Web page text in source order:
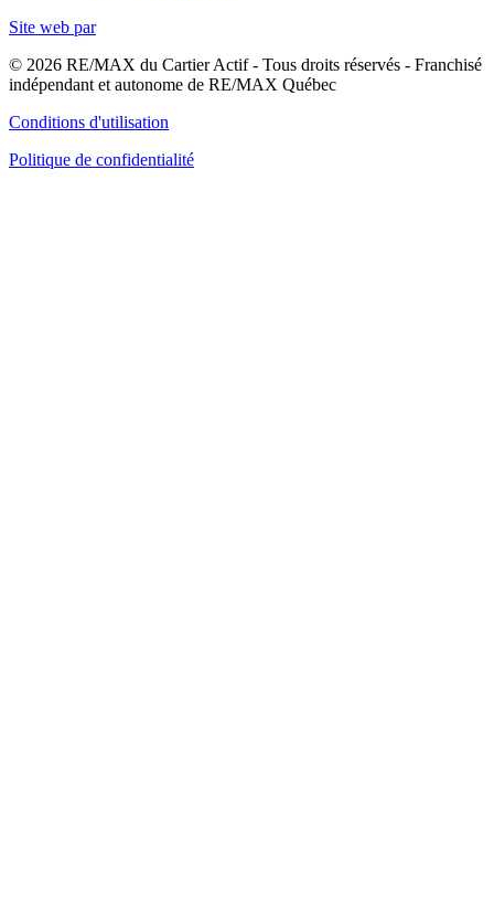
Site web par
© 2026 RE/MAX du Cartier Actif - Tous droits réservés - Franchisé
indépendant et autonome de RE/MAX Québec
Conditions d'utilisation
Politique de confidentialité